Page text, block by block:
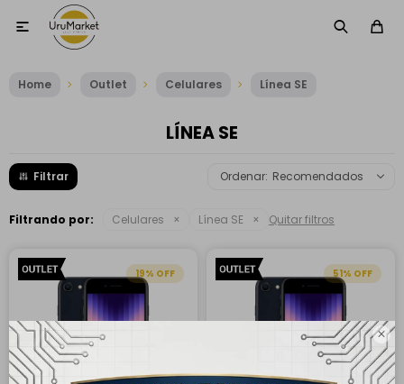


Home Outlet Celulares Línea SE
LÍNEA SE
Recomendados
Filtrando por: Celulares Línea SE Quitar filtros
19 51